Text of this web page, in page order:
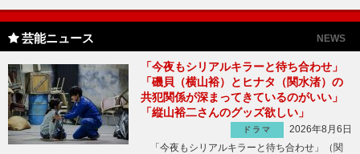
芸能ニュース NEWS
「今夜もシリアルキラーと待ち合わせ」
「磯貝（横山裕）とヒナタ（関水渚）の
共犯関係が深まってきているのがいい」
「縦山裕二さんのグッズ欲しい」
ドラマ
2026年8月6日
「今夜もシリアルキラーと待ち合わせ」（関